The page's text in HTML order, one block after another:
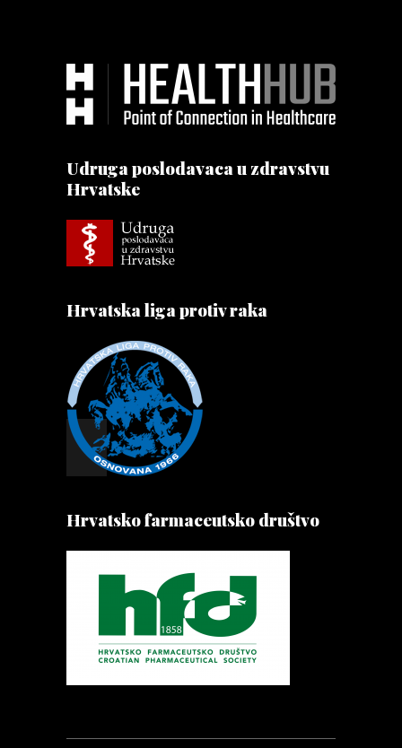
Udruga poslodavaca u zdravstvu
Hrvatske
Hrvatska liga protiv raka
Hrvatsko farmaceutsko društvo